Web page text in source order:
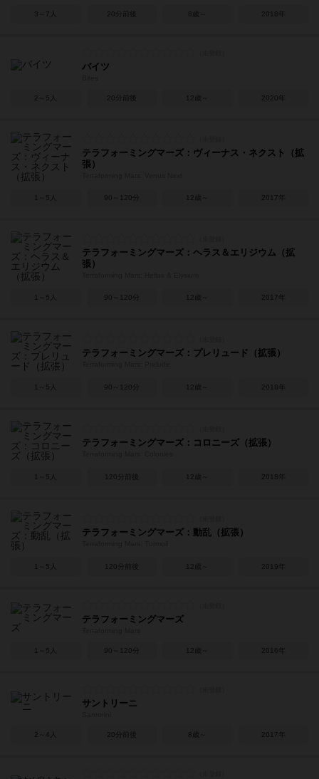
3～7人 20分前後 8歳～ 2018年
バイツ
2～5人 20分前後 12歳～ 2020年
テラフォーミングマーズ：ヴィーナス・ネクスト（拡
張）
1～5人 90～120分 12歳～ 2017年
テラフォーミングマーズ：ヘラス＆エリジウム（拡
張）
1～5人 90～120分 12歳～ 2017年
テラフォーミングマーズ：プレリュード（拡張）
1～5人 90～120分 12歳～ 2018年
テラフォーミングマーズ：コロニーズ（拡張）
1～5人 120分前後 12歳～ 2018年
テラフォーミングマーズ：動乱（拡張）
1～5人 120分前後 12歳～ 2019年
テラフォーミングマーズ
1～5人 90～120分 12歳～ 2016年
サントリーニ
2～4人 20分前後 8歳～ 2017年